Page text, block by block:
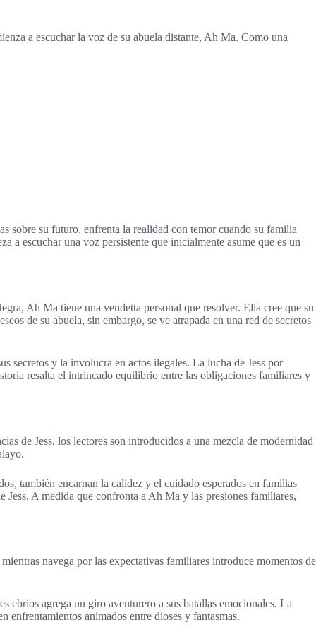
a escuchar la voz de su abuela distante, Ah Ma. Como una
sobre su futuro, enfrenta la realidad con temor cuando su familia
a escuchar una voz persistente que inicialmente asume que es un
Ah Ma tiene una vendetta personal que resolver. Ella cree que su
de su abuela, sin embargo, se ve atrapada en una red de secretos
secretos y la involucra en actos ilegales. La lucha de Jess por
resalta el intrincado equilibrio entre las obligaciones familiares y
de Jess, los lectores son introducidos a una mezcla de modernidad
también encarnan la calidez y el cuidado esperados en familias
A medida que confronta a Ah Ma y las presiones familiares,
navega por las expectativas familiares introduce momentos de
ebrios agrega un giro aventurero a sus batallas emocionales. La
enfrentamientos animados entre dioses y fantasmas.